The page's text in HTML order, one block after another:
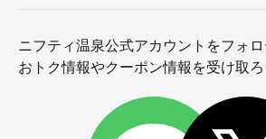
ニフティ温泉公式アカウントをフォ
おトク情報やクーポン情報を受け取ろ